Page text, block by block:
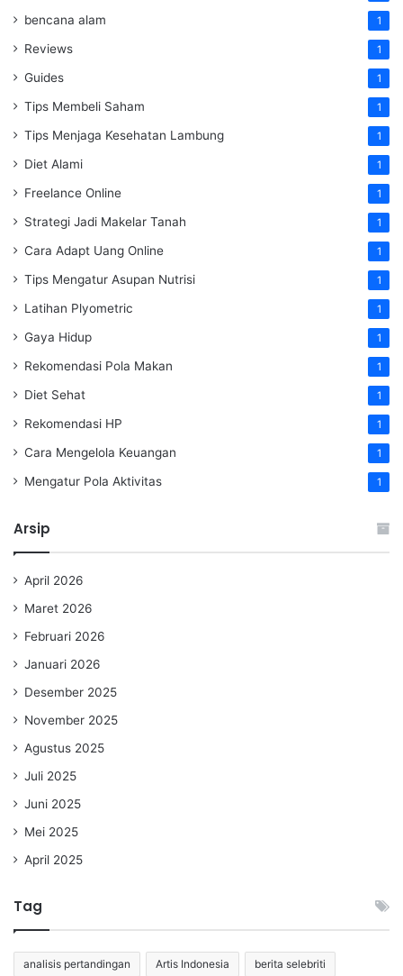
bencana alam 1
Reviews 1
Guides 1
Tips Membeli Saham 1
Tips Menjaga Kesehatan Lambung 1
Diet Alami 1
Freelance Online 1
Strategi Jadi Makelar Tanah 1
Cara Adapt Uang Online 1
Tips Mengatur Asupan Nutrisi 1
Latihan Plyometric 1
Gaya Hidup 1
Rekomendasi Pola Makan 1
Diet Sehat 1
Rekomendasi HP 1
Cara Mengelola Keuangan 1
Mengatur Pola Aktivitas 1
Arsip
April 2026
Maret 2026
Februari 2026
Januari 2026
Desember 2025
November 2025
Agustus 2025
Juli 2025
Juni 2025
Mei 2025
April 2025
Tag
analisis pertandingan Artis Indonesia berita selebriti